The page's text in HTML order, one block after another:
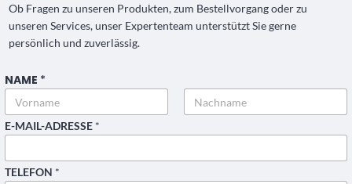
Ob Fragen zu unseren Produkten, zum Bestellvorgang oder zu
unseren Services, unser Expertenteam unterstützt Sie gerne
persönlich und zuverlässig.
NAME *
Vorname
N
A
H
R
E-MAIL-ADRESSE *
TELEFON *